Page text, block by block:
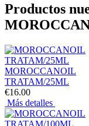
Productos
MOROCCANOIL
TRATAM/25ML
€16.00
Más detalles